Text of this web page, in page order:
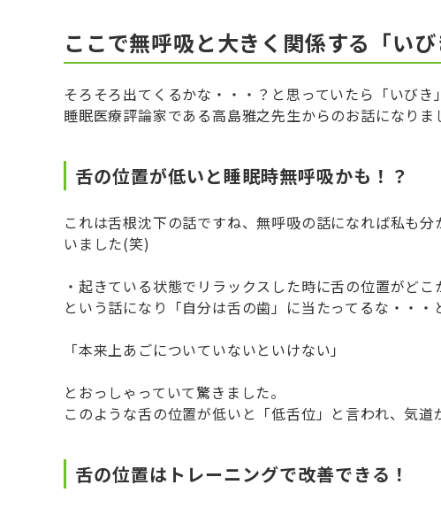
ここで無呼吸と大きく関係する「い
そろそろ出てくるかな・・・？と思っていたら「いび
睡眠医療評論家である高島雅之先生からのお話になりま
舌の位置が低いと睡眠時無呼吸かも！？
これは舌根沈下の話ですね、無呼吸の話になれば私も
いました(笑)
・起きている状態でリラックスした時に舌の位置がどこ
という話になり「自分は舌の歯」に当たってるな・・・
「本来上あごについていないといけない」
とおっしゃっていて驚きました。
このような舌の位置が低いと「低舌位」と言われ、気道
舌の位置はトレーニングで改善できる！